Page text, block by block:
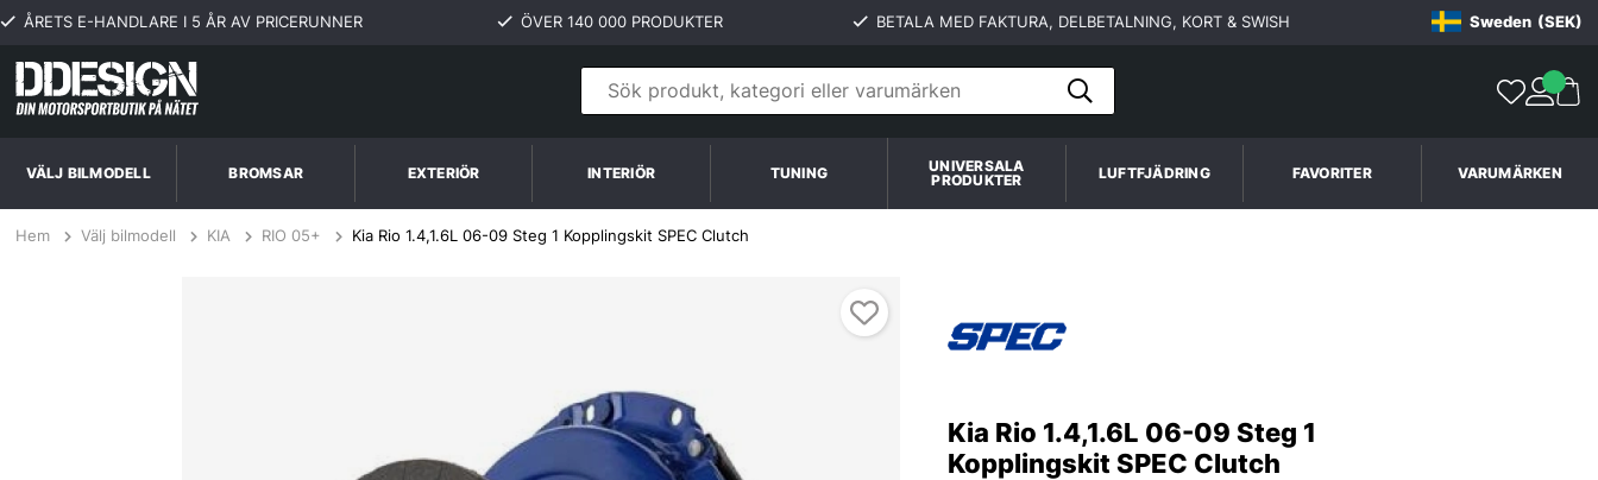
ÅRETS E-HANDLARE I 5 ÅR AV PRICERUNNER ÖVER 140 000 PRODUKTER BETALA MED FAKTURA, DELBETALNING, KORT & SWISH Sweden (SEK)
VÄLJ BILMODELL BROMSAR EXTERIÖR INTERIÖR TUNING
UNIVERSALA
PRODUKTER
LUFTFJÄDRING FAVORITER VARUMÄRKEN
Hem Välj bilmodell KIA RIO 05+ Kia Rio 1.4,1.6L 06-09 Steg 1 Kopplingskit SPEC Clutch
Kia Rio 1.4,1.6L 06-09 Steg 1
Kopplingskit SPEC Clutch